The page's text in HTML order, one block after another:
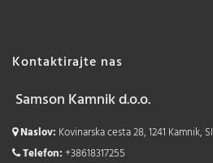
Kontaktirajte nas
Samson Kamnik d.o.o.
Naslov: Kovinarska cesta 28, 1241 Kamnik, SI
Telefon:+38618317255